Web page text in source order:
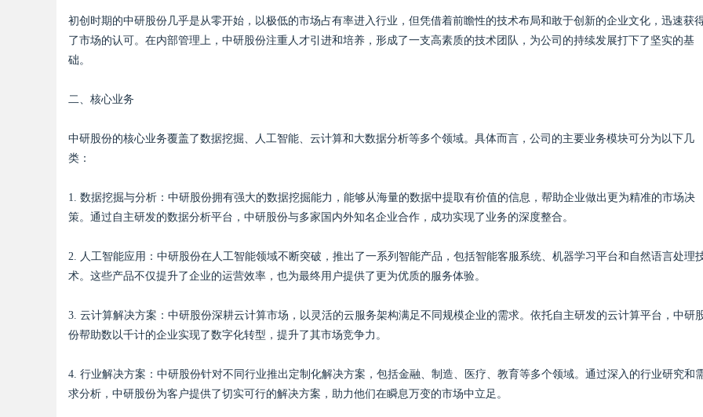
!
Bo
初创时期的中研股份几乎是从零开始，以极低的市场占有率进入行业，但凭借着前瞻性的技术布局和敢于创新的企业文化，迅速获
了市场的认可。在内部管理上，中研股份注重人才引进和培养，形成了一支高素质的技术团队，为公司的持续发展打下了坚实的基
础。
二、核心业务
中研股份的核心业务覆盖了数据挖掘、人工智能、云计算和大数据分析等多个领域。具体而言，公司的主要业务模块可分为以下几
类：
1. 数据挖掘与分析：中研股份拥有强大的数据挖掘能力，能够从海量的数据中提取有价值的信息，帮助企业做出更为精准的市场决
策。通过自主研发的数据分析平台，中研股份与多家国内外知名企业合作，成功实现了业务的深度整合。
2. 人工智能应用：中研股份在人工智能领域不断突破，推出了一系列智能产品，包括智能客服系统、机器学习平台和自然语言处理
术。这些产品不仅提升了企业的运营效率，也为最终用户提供了更为优质的服务体验。
3. 云计算解决方案：中研股份深耕云计算市场，以灵活的云服务架构满足不同规模企业的需求。依托自主研发的云计算平台，中研
份帮助数以千计的企业实现了数字化转型，提升了其市场竞争力。
4. 行业解决方案：中研股份针对不同行业推出定制化解决方案，包括金融、制造、医疗、教育等多个领域。通过深入的行业研究和
求分析，中研股份为客户提供了切实可行的解决方案，助力他们在瞬息万变的市场中立足。